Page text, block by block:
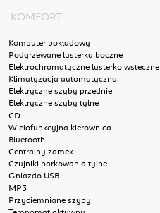
KOMFORT
Komputer pokładowy
Podgrzewane lusterka boczne
Elektrochromatyczne lusterko wsteczne
Klimatyzacja automatyczna
Elektryczne szyby przednie
Elektryczne szyby tylne
CD
Wielofunkcyjna kierownica
Bluetooth
Centralny zamek
Czujniki parkowania tylne
Gniazdo USB
MP3
Przyciemniane szyby